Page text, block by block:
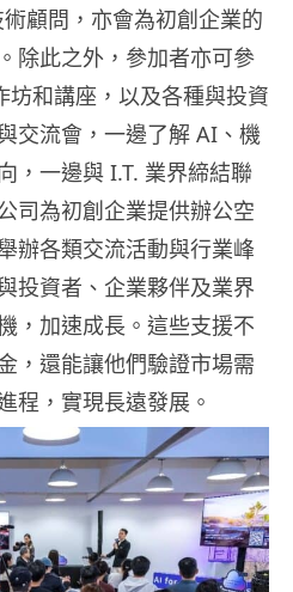
顧問，亦會為初創企業的
除此之外，參加者亦可參
坊和講座，以及各種與投資
交流會，一邊了解 AI、機
，一邊與 I.T. 業界締結聯
司為初創企業提供辦公空
辦各類交流活動與行業峰
投資者、企業夥伴及業界
，加速成長。這些支援不
，還能讓他們驗證市場需
程，實現長遠發展。